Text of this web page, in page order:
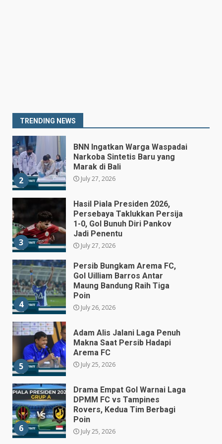
TRENDING NEWS
1
2
BNN Ingatkan Warga Waspadai
Narkoba Sintetis Baru yang
Marak di Bali
July 27, 2026
3
Hasil Piala Presiden 2026,
Persebaya Taklukkan Persija
1-0, Gol Bunuh Diri Pankov
Jadi Penentu
July 27, 2026
4
Persib Bungkam Arema FC,
Gol Uilliam Barros Antar
Maung Bandung Raih Tiga
Poin
July 26, 2026
5
Adam Alis Jalani Laga Penuh
Makna Saat Persib Hadapi
Arema FC
July 25, 2026
6
Drama Empat Gol Warnai Laga
DPMM FC vs Tampines
Rovers, Kedua Tim Berbagi
Poin
July 25, 2026